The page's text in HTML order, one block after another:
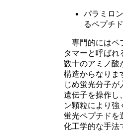
パラミロ
るペプチド
専門的にはペ
タマーと呼ばれ
数十のアミノ酸
構造からなりま
じめ蛍光分子が
遺伝子を操作し
ン顆粒により強
蛍光ペプチドを
化工学的な手法